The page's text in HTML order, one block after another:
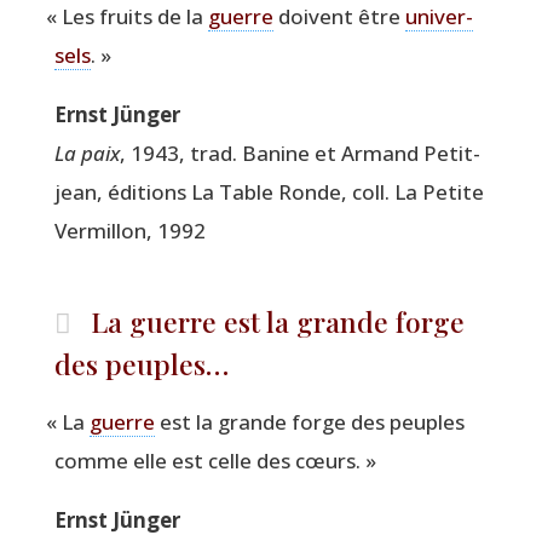
« Les fruits de la guerre doivent être uni­ver­
sels. »
Ernst Jün­ger
La paix, 1943, trad. Banine et Armand Petit­
jean, édi­tions La Table Ronde, coll. La Petite
Ver­millon, 1992
La guerre est la grande forge
des peuples…
« La guerre est la grande forge des peuples
comme elle est celle des cœurs. »
Ernst Jün­ger